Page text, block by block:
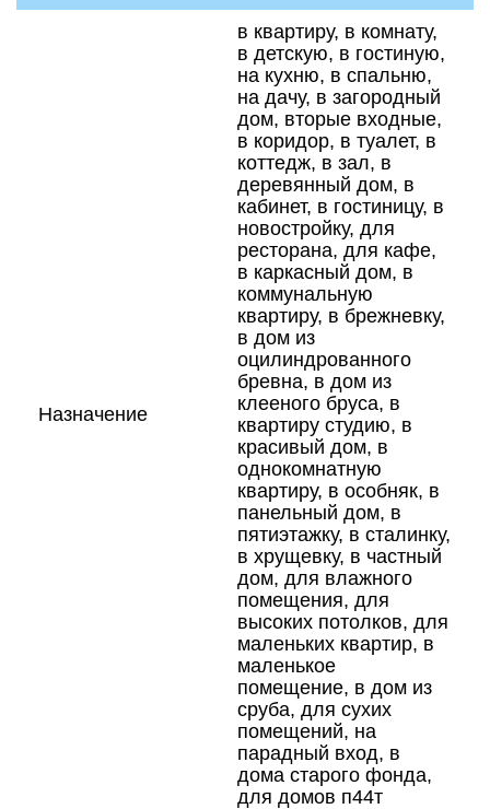
Назначение
в квартиру, в комнату,
в детскую, в гостиную,
на кухню, в спальню,
на дачу, в загородный
дом, вторые входные,
в коридор, в туалет, в
коттедж, в зал, в
деревянный дом, в
кабинет, в гостиницу, в
новостройку, для
ресторана, для кафе,
в каркасный дом, в
коммунальную
квартиру, в брежневку,
в дом из
оцилиндрованного
бревна, в дом из
клееного бруса, в
квартиру студию, в
красивый дом, в
однокомнатную
квартиру, в особняк, в
панельный дом, в
пятиэтажку, в сталинку,
в хрущевку, в частный
дом, для влажного
помещения, для
высоких потолков, для
маленьких квартир, в
маленькое
помещение, в дом из
сруба, для сухих
помещений, на
парадный вход, в
дома старого фонда,
для домов п44т